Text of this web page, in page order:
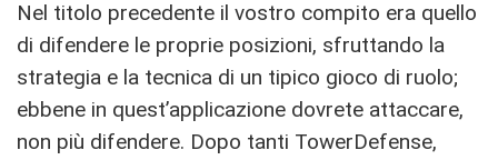
Nel titolo precedente il vostro compito era quello
di difendere le proprie posizioni, sfruttando la
strategia e la tecnica di un tipico gioco di ruolo;
ebbene in quest’applicazione dovrete attaccare,
non più difendere. Dopo tanti TowerDefense,